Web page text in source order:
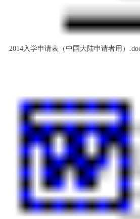
2014入学申请表（中国大陆申请者用）